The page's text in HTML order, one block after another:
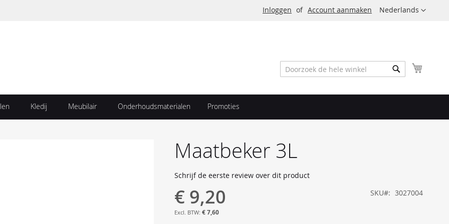
Taal
Nederlands
Inloggen Account aanmaken
Zoek
Kledij Meubilair Onderhoudsmaterialen Promoties
Maatbeker 3L
Schrijf de eerste review over dit product
€ 9,20
€ 7,60
SKU 3027004